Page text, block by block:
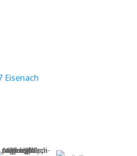
Eisenach